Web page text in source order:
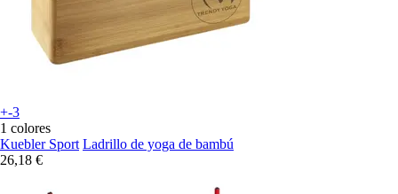
+-3
1 colores
Kuebler Sport Ladrillo de yoga de bambú
26,18 €